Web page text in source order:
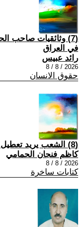
(7) وثائقيات صاحب
في العراق
رائد عبيس
2026 / 8 / 8
حقوق الانسان
(8) الشعب يريد تعطيل القطار
كاظم فنجان الحمامي
2026 / 8 / 8
كتابات ساخرة